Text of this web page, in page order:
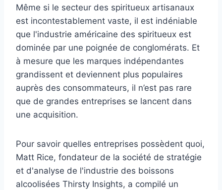
Même si le secteur des spiritueux artisanaux
est incontestablement vaste, il est indéniable
que l'industrie américaine des spiritueux est
dominée par une poignée de conglomérats. Et
à mesure que les marques indépendantes
grandissent et deviennent plus populaires
auprès des consommateurs, il n’est pas rare
que de grandes entreprises se lancent dans
une acquisition.
Pour savoir quelles entreprises possèdent quoi,
Matt Rice, fondateur de la société de stratégie
et d'analyse de l'industrie des boissons
alcoolisées Thirsty Insights, a compilé un